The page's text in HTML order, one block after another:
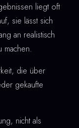
liegt oft
sie lässt sich
an realistisch
machen.
die über
gekaufte
nicht als